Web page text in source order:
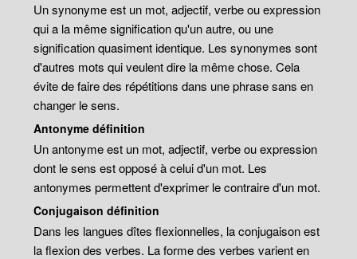
Un synonyme est un mot, adjectif, verbe ou expression
qui a la même signification qu'un autre, ou une
signification quasiment identique. Les synonymes sont
d'autres mots qui veulent dire la même chose. Cela
évite de faire des répétitions dans une phrase sans en
changer le sens.
Antonyme définition
Un antonyme est un mot, adjectif, verbe ou expression
dont le sens est opposé à celui d'un mot. Les
antonymes permettent d'exprimer le contraire d'un mot.
Conjugaison définition
Dans les langues dîtes flexionnelles, la conjugaison est
la flexion des verbes. La forme des verbes varient en